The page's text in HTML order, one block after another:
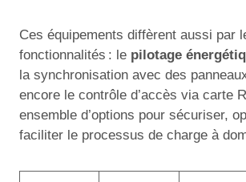
Ces équipements diffèrent aussi par
fonctionnalités : le pilotage
la synchronisation avec des
encore le contrôle d’accès via carte
ensemble d’options pour sécuriser,
faciliter le processus de charge à